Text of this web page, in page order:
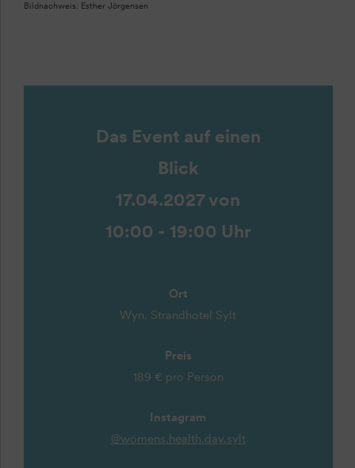
Bildnachweis: Esther Jörgensen
Das Event auf einen
Blick
17.04.2027 von
10:00 - 19:00 Uhr
Ort
Wyn. Strandhotel Sylt
Preis
189 € pro Person
Instagram
@womens.health.day.sylt